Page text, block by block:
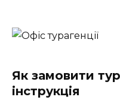
Як замовити
інструкція